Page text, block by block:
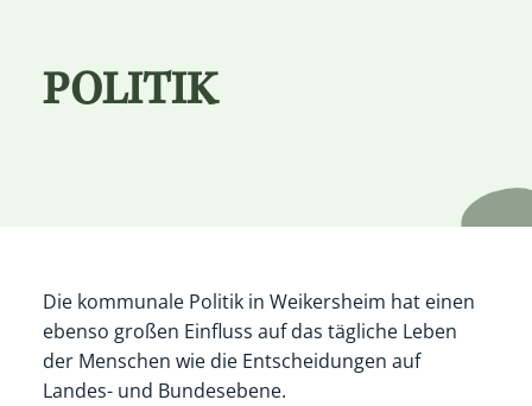
POLITIK
Die kommunale Politik in Weikersheim hat einen
ebenso großen Einfluss auf das tägliche Leben
der Menschen wie die Entscheidungen auf
Landes- und Bundesebene.